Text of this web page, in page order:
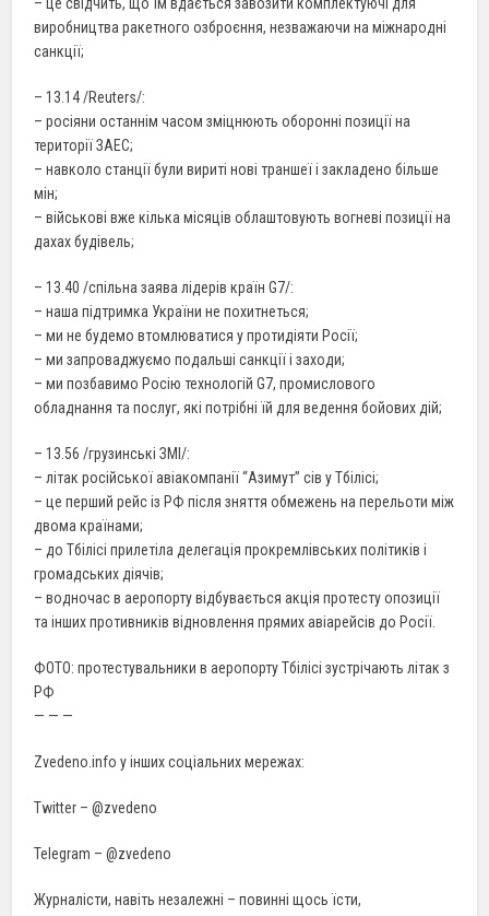
виробництва ракетного озброєння, незважаючи на міжнародні
санкції;
– 13.14 /Reuters/:
– росіяни останнім часом зміцнюють оборонні позиції на
території ЗАЕС;
– навколо станції були вириті нові траншеї і закладено більше
мін;
– військові вже кілька місяців облаштовують вогневі позиції на
дахах будівель;
– 13.40 /спільна заява лідерів країн G7/:
– наша підтримка України не похитнеться;
– ми не будемо втомлюватися у протидіяти Росії;
– ми запроваджуємо подальші санкції і заходи;
– ми позбавимо Росію технологій G7, промислового
обладнання та послуг, які потрібні їй для ведення бойових дій;
– 13.56 /грузинські ЗМІ/:
– літак російської авіакомпанії “Азимут” сів у Тбілісі;
– це перший рейс із РФ після зняття обмежень на перельоти між
двома країнами;
– до Тбілісі прилетіла делегація прокремлівських політиків і
громадських діячів;
– водночас в аеропорту відбувається акція протесту опозиції
та інших противників відновлення прямих авіарейсів до Росії.
ФОТО: протестувальники в аеропорту Тбілісі зустрічають літак з
РФ
— — —
Zvedeno.info у інших соціальних мережах:
Twitter – @zvedeno
Telegram – @zvedeno
Журналісти, навіть незалежні – повинні щось їсти,